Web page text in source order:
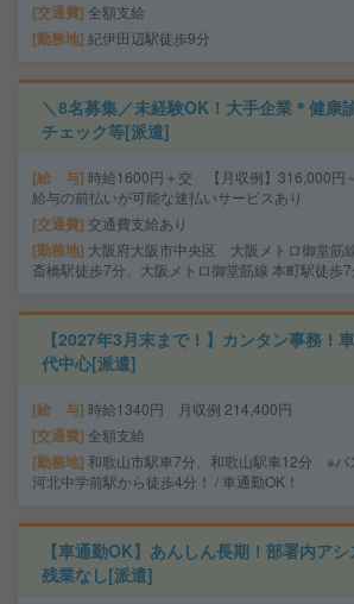
交通費 全額支給
勤務地 紀伊田辺駅徒歩9分
＼8名募集／未経験OK！大手企業＊健康
チェック等[派遣]
給 与 時給1600円＋交 【月収例】316,000
給与の前払いが可能な速払いサービスあり
交通費 交通費支給あり
勤務地 大阪府大阪市中央区 大阪メトロ御堂筋
斎橋駅徒歩7分、大阪メトロ御堂筋線 本町駅徒歩7
【2027年3月末まで！】カンタン事務！
代中心[派遣]
給 与 時給1340円 月収例 214,400円
交通費 全額支給
勤務地 和歌山市駅車7分、和歌山駅車12分 ※バ
河北中学前駅から徒歩4分！ / 車通勤OK！
【車通勤OK】あんしん長期！部署内アシ
残業なし[派遣]